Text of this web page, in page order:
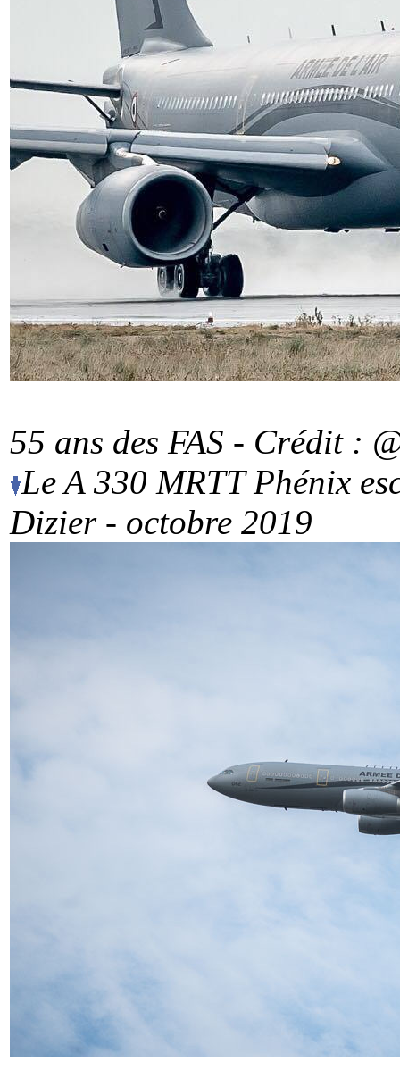
55 ans des FAS - Crédit :
Le A 330 MRTT Phénix
Dizier - octobre 2019